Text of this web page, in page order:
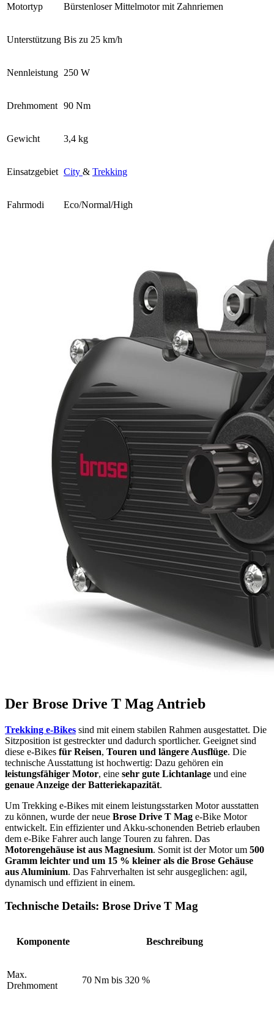
Motortyp Bürstenloser Mittelmotor mit Zahnriemen
Unterstützung Bis zu 25 km/h
Nennleistung 250 W
Drehmoment 90 Nm
Gewicht 3,4 kg
Einsatzgebiet City & Trekking
Fahrmodi Eco/Normal/High
Der Brose Drive T Mag Antrieb
Trekking e-Bikes sind mit einem stabilen Rahmen ausgestattet. Die
Sitzposition ist gestreckter und dadurch sportlicher. Geeignet sind
diese e-Bikes für Reisen, Touren und längere Ausflüge. Die
technische Ausstattung ist hochwertig: Dazu gehören ein
leistungsfähiger Motor, eine sehr gute Lichtanlage und eine
genaue Anzeige der Batteriekapazität.
Um Trekking e-Bikes mit einem leistungsstarken Motor ausstatten
zu können, wurde der neue Brose Drive T Mag e-Bike Motor
entwickelt. Ein effizienter und Akku-schonenden Betrieb erlauben
dem e-Bike Fahrer auch lange Touren zu fahren. Das
Motorengehäuse ist aus Magnesium. Somit ist der Motor um 500
Gramm leichter und um 15 % kleiner als die Brose Gehäuse
aus Aluminium. Das Fahrverhalten ist sehr ausgeglichen: agil,
dynamisch und effizient in einem.
Technische Details: Brose Drive T Mag
Komponente Beschreibung
Max.
Drehmoment
70 Nm bis 320 %